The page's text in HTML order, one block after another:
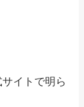
イトで明ら